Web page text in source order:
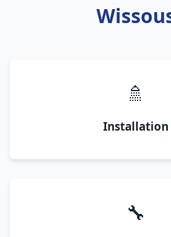
🚿
Installation
🔧